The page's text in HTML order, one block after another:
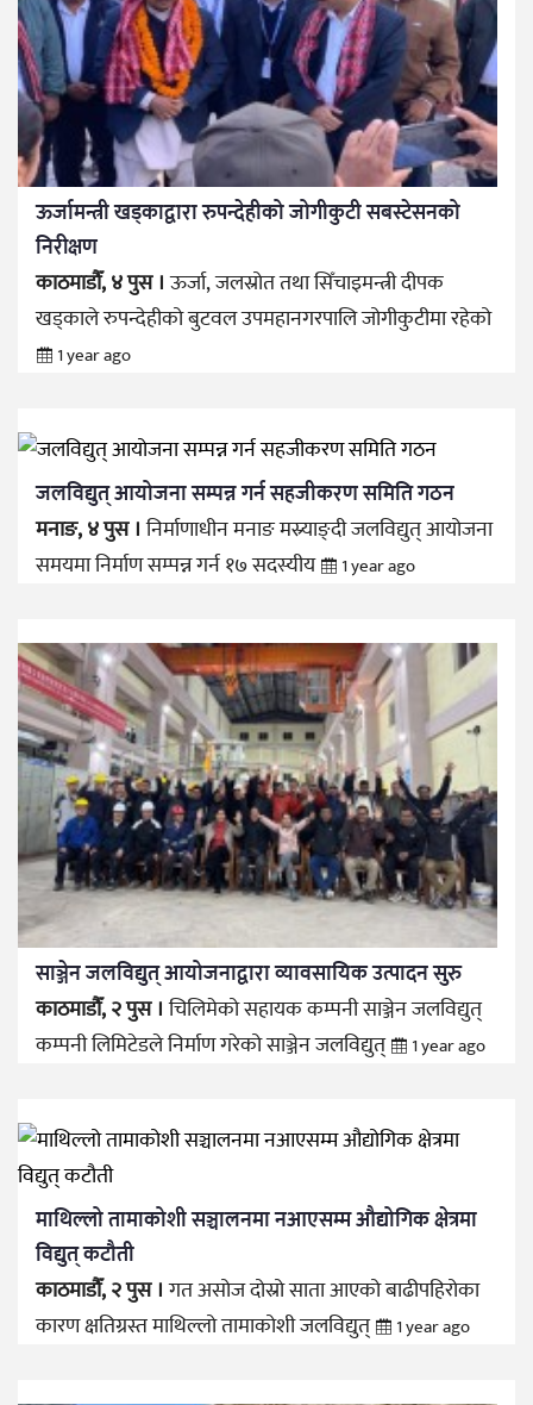
ऊर्जामन्त्री खड्काद्वारा रुपन्देहीको जोगीकुटी सबस्टेसनको
निरीक्षण
काठमाडौँ, ४ पुस ।ऊर्जा, जलस्रोत तथा सिँचाइमन्त्री दीपक
खड्काले रुपन्देहीको बुटवल उपमहानगरपालि जोगीकुटीमा रहेको
1 year ago
जलविद्युत् आयोजना सम्पन्न गर्न सहजीकरण समिति गठन
मनाङ, ४ पुस ।निर्माणाधीन मनाङ मस्र्याङ्दी जलविद्युत् आयोजना
समयमा निर्माण सम्पन्न गर्न १७ सदस्यीय
1 year ago
साञ्जेन जलविद्युत् आयोजनाद्वारा व्यावसायिक उत्पादन सुरु
काठमाडौँ, २ पुस ।चिलिमेको सहायक कम्पनी साञ्जेन जलविद्युत्
कम्पनी लिमिटेडले निर्माण गरेको साञ्जेन जलविद्युत्
1 year ago
माथिल्लो तामाकोशी सञ्चालनमा नआएसम्म औद्योगिक क्षेत्रमा
विद्युत् कटौती
काठमाडौँ, २ पुस ।गत असोज दोस्रो साता आएको बाढीपहिरोका
कारण क्षतिग्रस्त माथिल्लो तामाकोशी जलविद्युत्
1 year ago